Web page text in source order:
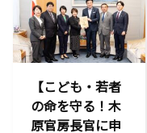
いじめ対策
こどもの権利
こども政策
不登校支援
命を守る
子育て支援拡
充
【こども・若者
の命を守る！木
原官房長官に申